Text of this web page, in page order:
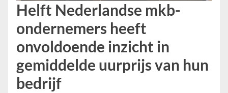
Helft Nederlandse mkb-
ondernemers heeft
onvoldoende inzicht in
gemiddelde uurprijs van hun
bedrijf